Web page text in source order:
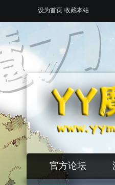
设为首页 收藏本站
官方论坛